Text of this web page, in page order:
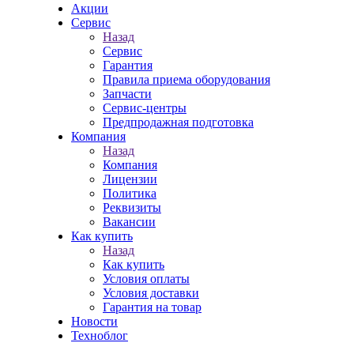
Акции
Сервис
Назад
Сервис
Гарантия
Правила приема оборудования
Запчасти
Сервис-центры
Предпродажная подготовка
Компания
Назад
Компания
Лицензии
Политика
Реквизиты
Вакансии
Как купить
Назад
Как купить
Условия оплаты
Условия доставки
Гарантия на товар
Новости
Техноблог